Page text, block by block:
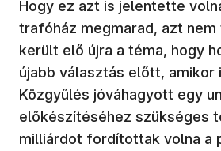
Hogy ez azt is jelentette
trafóház megmarad, azt nem
került elő újra a téma, hogy
újabb választás előtt, amikor
Közgyűlés jóváhagyott egy
előkészítéséhez szükséges
milliárdot fordítottak volna a